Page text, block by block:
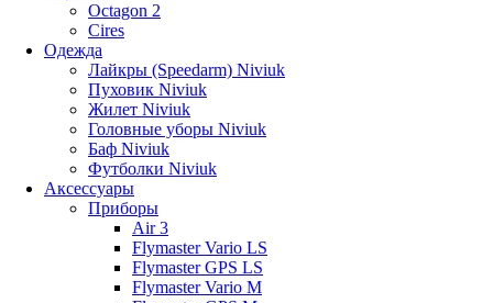
Octagon 2
Cires
Одежда
Лайкры (Speedarm) Niviuk
Пуховик Niviuk
Жилет Niviuk
Головные уборы Niviuk
Баф Niviuk
Футболки Niviuk
Аксессуары
Приборы
Air 3
Flymaster Vario LS
Flymaster GPS LS
Flymaster Vario M